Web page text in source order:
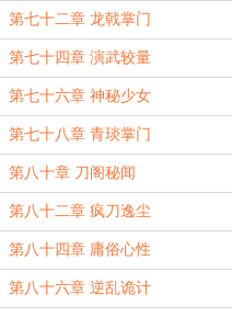
第七十二章 龙戟掌门
第七十四章 演武较量
第七十六章 神秘少女
第七十八章 青琰掌门
第八十章 刀阁秘闻
第八十二章 疯刀逸尘
第八十四章 庸俗心性
第八十六章 逆乱诡计